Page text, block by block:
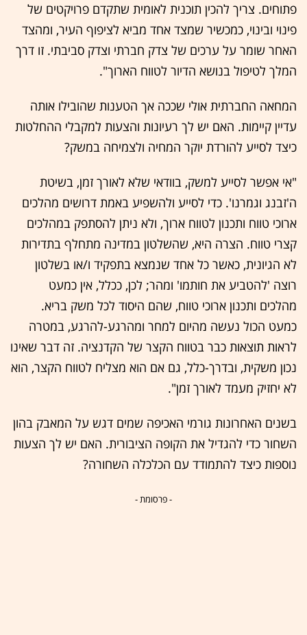
פתוחים. צריך להכין תוכנית לאומית שתקדם פרויקטים של
פינוי ובינוי, כמכשיר שמצד אחד מביא לציפוף העיר, ומהצד
האחר שומר על ערכים של צדק חברתי וצדק סביבתי. זו דרך
המלך לטיפול בנושא הדיור לטווח הארוך".
המחאה החברתית אולי שככה אך הטענות שהובילו אותה
עדיין קיימות. האם יש לך רעיונות והצעות למקבלי ההחלטות
כיצד לסייע להורדת יוקר המחיה ולצמיחה במשק?
"אי אפשר לסייע למשק, בוודאי שלא לאורך זמן, בשיטת
ה'זבנג וגמרנו'. כדי לסייע ולהשפיע באמת דרושים מהלכים
ארוכי טווח ותכנון לטווח ארוך, ולא ניתן להסתפק במהלכים
קצרי טווח. הצרה היא, שהשלטון במדינה מתחלף בתדירות
לא הגיונית, כאשר כל אחד שנמצא בתפקיד ו/או בשלטון
רוצה 'להטביע את חותמו' ומהר; לכן, ככלל, אין כמעט
מהלכים ותכנון ארוכי טווח, שהם היסוד לכל משק בריא.
כמעט הכול נעשה מהיום למחר ומהרגע-להרגע, במטרה
לראות תוצאות כבר בטווח הקצר של הקדנציה. זה דבר שאינו
נכון משקית, ובדרך-כלל, גם אם הוא מצליח לטווח הקצר, הוא
לא יחזיק מעמד לאורך זמן".
בשנים האחרונות גורמי האכיפה שמים דגש על המאבק בהון
השחור כדי להגדיל את הקופה הציבורית. האם יש לך הצעות
נוספות כיצד להתמודד עם הכלכלה השחורה?
- פרסומת -